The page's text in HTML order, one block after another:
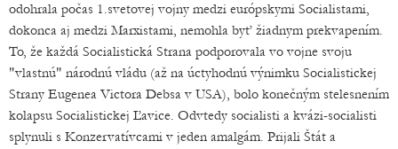
odohrala počas 1.svetovej vojny medzi európskymi Socialistami,
dokonca aj medzi Marxistami, nemohla byť žiadnym prekvapením.
To, že každá Socialistická Strana podporovala vo vojne svoju
"vlastnú" národnú vládu (až na úctyhodnú výnimku Socialistickej
Strany Eugenea Victora Debsa v USA), bolo konečným stelesnením
kolapsu Socialistickej Ľavice. Odvtedy socialisti a kvázi-socialisti
splynuli s Konzervatívcami v jeden amalgám. Prijali Štát a